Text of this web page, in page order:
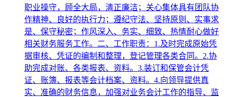
职业操守，顾全大局，清正廉洁；关心集体具有团队协
作精神、良好的执行力；遵纪守法、坚持原则、实事求
是、保守秘密；作风深入、务实、细致、热情耐心做好
相关财务服务工作。二、工作职责：1.及时完成原始凭
据审核、凭证的编制和整理，登记管理各类合同。2.协
助完成对账、各类报表、资料。3.装订和保管会计凭
证、账簿、报表等会计档案、资料。4.向领导提供真
实、准确的财务信息，加强对业务会计工作的指导、监